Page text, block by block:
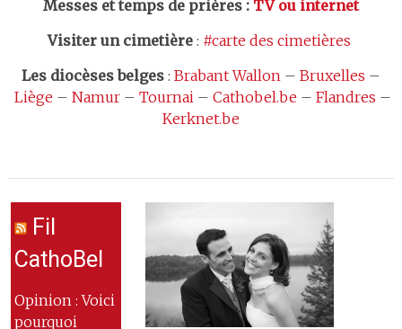
Messes et temps de prières: TV ou internet
Visiter un cimetière: #carte des cimetières
Les diocèses belges: Brabant Wallon– Bruxelles –
Liège – Namur– Tournai– Cathobel.be – Flandres –
Kerknet.be
Fil
CathoBel
Opinion : Voici
pourquoi